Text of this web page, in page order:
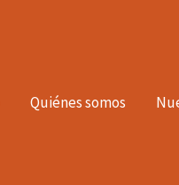
Quiénes somos